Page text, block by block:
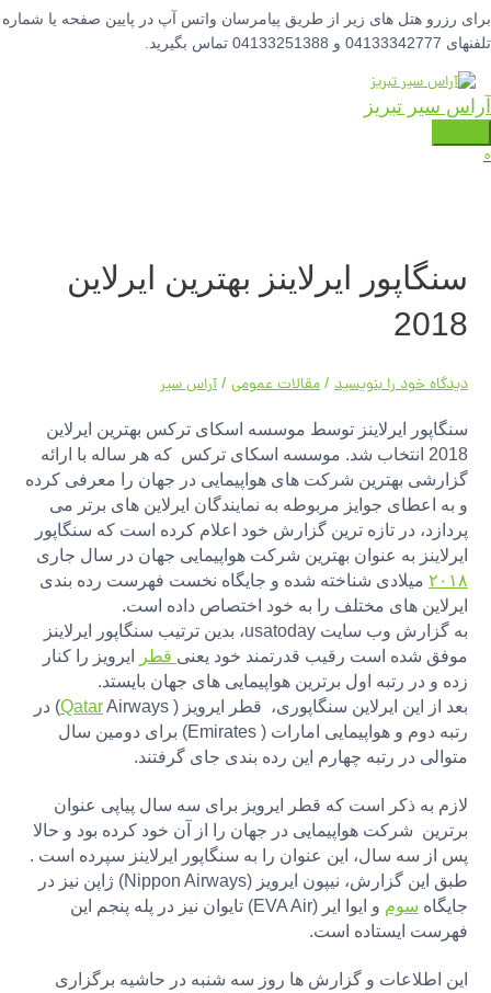
رفتن
به
محتوا
برای رزرو هتل های زیر از طریق پیامرسان واتس آپ در پایین صفحه یا شماره
تلفنهای 04133342777 و 04133251388 تماس بگیرید.
آراس سیر تبریز
فهرست
0
سنگاپور ایرلاینز بهترین ایرلاین
2018
دیدگاه‌ خود را بنویسید /مقالات عمومی /آراس سیر
سنگاپور ایرلاینز توسط موسسه اسکای ترکس بهترین ایرلاین
2018 انتخاب شد. موسسه اسکای ترکس که هر ساله با ارائه
گزارشی بهترین شرکت های هواپیمایی در جهان را معرفی کرده
و به اعطای جوایز مربوطه به نمایندگان ایرلاین های برتر می
پردازد، در تازه ترین گزارش خود اعلام کرده است که سنگاپور
ایرلاینز به عنوان بهترین شرکت هواپیمایی جهان در سال جاری
۲۰۱۸ میلادی شناخته شده و جایگاه نخست فهرست رده بندی
ایرلاین های مختلف را به خود اختصاص داده است.
به گزارش وب سایت usatoday، بدین ترتیب سنگاپور ایرلاینز
موفق شده است رقیب قدرتمند خود یعنی قطر
ایرویز را کنار
زده و در رتبه اول برترین هواپیمایی های جهان بایستد.
بعد از این ایرلاین سنگاپوری، قطر ایرویز (
QatarAirways) در
رتبه دوم و هواپیمایی امارات ( Emirates) برای دومین سال
متوالی در رتبه چهارم این رده بندی جای گرفتند.
لازم به ذکر است که قطر ایرویز برای سه سال پیاپی عنوان
برترین شرکت هواپیمایی در جهان را از آن خود کرده بود و حالا
پس از سه سال، این عنوان را به سنگاپور ایرلاینز سپرده است .
طبق این گزارش، نیپون ایرویز (Nippon Airways) ژاپن نیز در
جایگاه سوم
و ایوا ایر (EVA Air) تایوان نیز در پله پنجم این
فهرست ایستاده است.
این اطلاعات و گزارش ها روز سه شنبه در حاشیه برگزاری